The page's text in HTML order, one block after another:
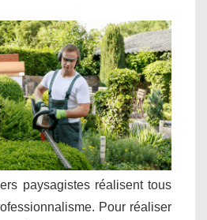
paysagistes réalisent tous
Pour réaliser